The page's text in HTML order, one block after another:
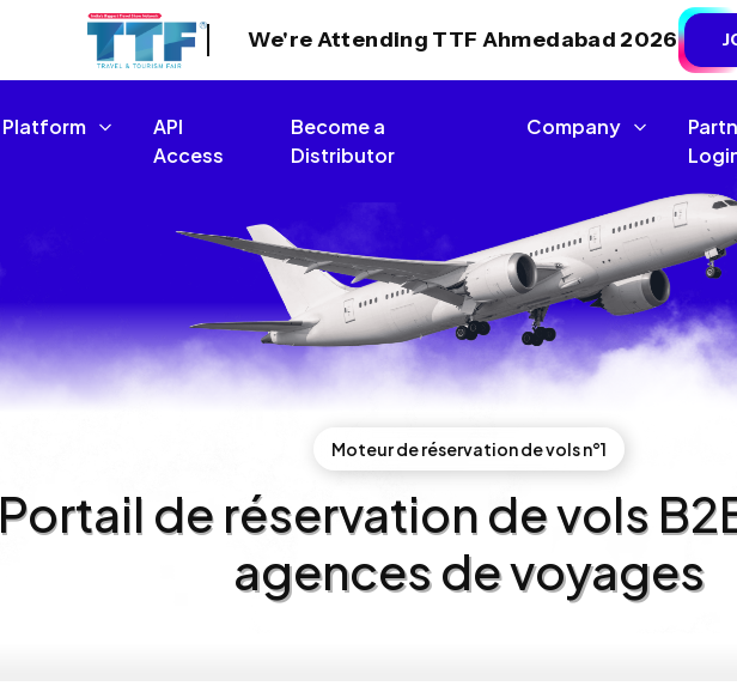
We're Attending TTF Ahmedabad 2026
Platform
API
Access
Become a
Distributor
Company
Moteur de réservation de vols n°1
Portail de réservation de vols
agences de voyages